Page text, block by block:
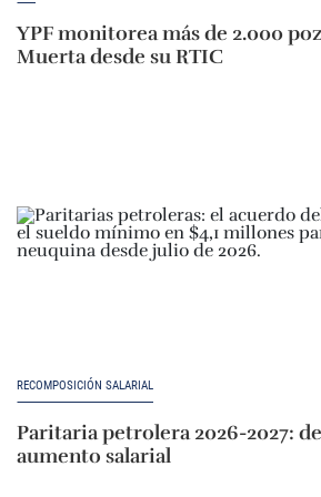
YPF monitorea más de 2.000
Muerta desde su RTIC
RECOMPOSICIÓN SALARIAL
Paritaria petrolera 2026-2027:
aumento salarial